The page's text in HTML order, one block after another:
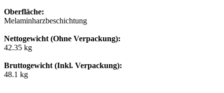
Oberfläche:
Melaminharzbeschichtung
Nettogewicht (Ohne Verpackung):
42.35 kg
Bruttogewicht (Inkl. Verpackung):
48.1 kg